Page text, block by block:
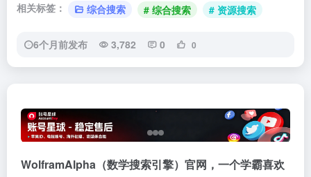
相关标签： 综合搜索 # 综合搜索 # 资源搜索
6个月前发布 3,782 0 0
WolframAlpha（数学搜索引擎）官网，一个学霸喜欢